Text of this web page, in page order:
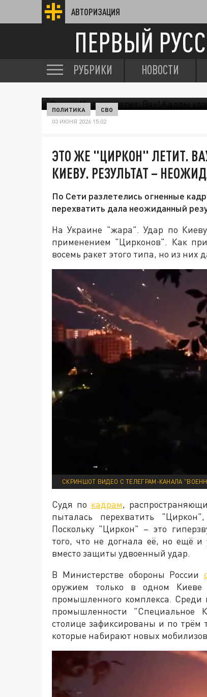
АВТОРИЗАЦИЯ
ПЕРВЫЙ
РУБРИКИ НОВОСТИ
ПОЛИТИКА СВО
03 ИЮНЯ 2026 15:02
ЭТО ЖЕ "ЦИРКОН" ЛЕТИТ.
КИЕВУ. РЕЗУЛЬТАТ –
По Сети разлетелись огненные
перехватить дала неожиданный
На Украине "жара". Удар по
применением "Цирконов". Как
восемь ракет этого типа, но из них
СКРИНШОТ ВИДЕО С ТЕЛЕГРАМ-КАНАЛА
Судя по кадрам,
пыталась перехватить
Поскольку "Циркон" – это
того, что не догнала её, но ещё и
вместо защиты удвоенный удар.
В Министерстве обороны России
оружием только в одном
промышленного комплекса. Среди
промышленности "Специальное
столице зафиксированы и по
которые набирают новых